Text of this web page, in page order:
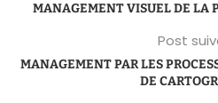
MANAGEMENT VISUEL DE LA
Post
MANAGEMENT PAR LES
DE